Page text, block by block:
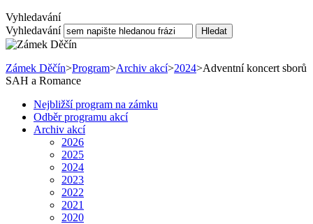
Vyhledavání
Vyhledavání
Hledat
Zámek Děčín>Program>Archiv akcí>2024>Adventní koncert sborů
SAH a Romance
Nejbližší program na zámku
Odběr programu akcí
Archiv akcí
2026
2025
2024
2023
2022
2021
2020